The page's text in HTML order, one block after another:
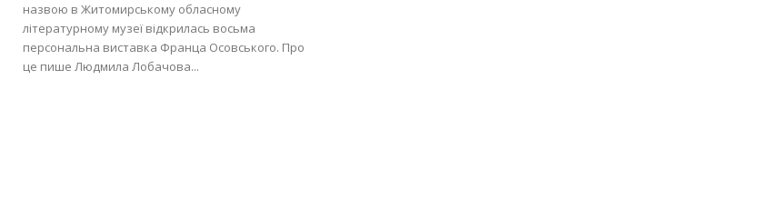
назвою в Житомирському обласному
літературному музеї відкрилась восьма
персональна виставка Франца Осовського. Про
це пише Людмила Лобачова...